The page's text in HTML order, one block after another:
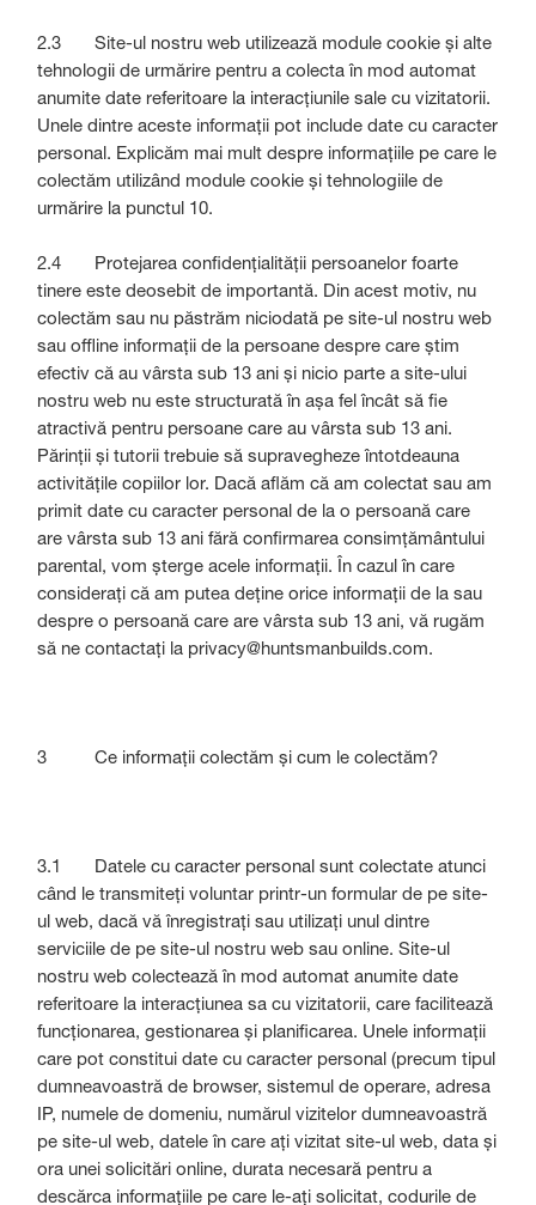
2.3 Site-ul nostru web utilizează module cookie și alte
tehnologii de urmărire pentru a colecta în mod automat
anumite date referitoare la interacțiunile sale cu vizitatorii.
Unele dintre aceste informații pot include date cu caracter
personal. Explicăm mai mult despre informațiile pe care le
colectăm utilizând module cookie și tehnologiile de
urmărire la punctul 10.
2.4 Protejarea confidențialității persoanelor foarte
tinere este deosebit de importantă. Din acest motiv, nu
colectăm sau nu păstrăm niciodată pe site-ul nostru web
sau offline informații de la persoane despre care știm
efectiv că au vârsta sub 13 ani și nicio parte a site-ului
nostru web nu este structurată în așa fel încât să fie
atractivă pentru persoane care au vârsta sub 13 ani.
Părinții și tutorii trebuie să supravegheze întotdeauna
activitățile copiilor lor. Dacă aflăm că am colectat sau am
primit date cu caracter personal de la o persoană care
are vârsta sub 13 ani fără confirmarea consimțământului
parental, vom șterge acele informații. În cazul în care
considerați că am putea deține orice informații de la sau
despre o persoană care are vârsta sub 13 ani, vă rugăm
să ne contactați la privacy@huntsmanbuilds.com.
3 Ce informații colectăm și cum le colectăm?
3.1 Datele cu caracter personal sunt colectate atunci
când le transmiteți voluntar printr-un formular de pe site-
ul web, dacă vă înregistrați sau utilizați unul dintre
serviciile de pe site-ul nostru web sau online. Site-ul
nostru web colectează în mod automat anumite date
referitoare la interacțiunea sa cu vizitatorii, care facilitează
funcționarea, gestionarea și planificarea. Unele informații
care pot constitui date cu caracter personal (precum tipul
dumneavoastră de browser, sistemul de operare, adresa
IP, numele de domeniu, numărul vizitelor dumneavoastră
pe site-ul web, datele în care ați vizitat site-ul web, data și
ora unei solicitări online, durata necesară pentru a
descărca informațiile pe care le-ați solicitat, codurile de